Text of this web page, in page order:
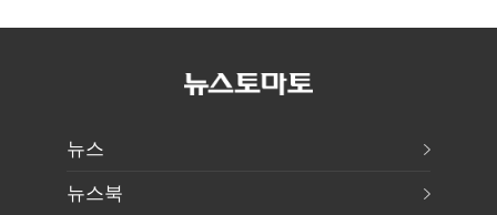
내부비위…경찰
인천경제청장
249명 검거
뉴스
뉴스북